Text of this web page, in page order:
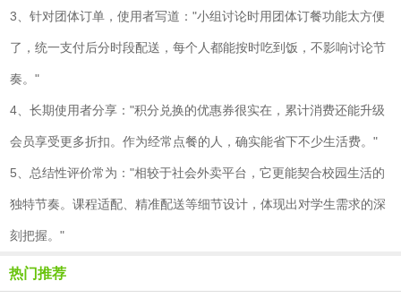
3、针对团体订单，使用者写道："小组讨论时用团体订餐功能太方便
了，统一支付后分时段配送，每个人都能按时吃到饭，不影响讨论节
奏。"
4、长期使用者分享："积分兑换的优惠券很实在，累计消费还能升级
会员享受更多折扣。作为经常点餐的人，确实能省下不少生活费。"
5、总结性评价常为："相较于社会外卖平台，它更能契合校园生活的
独特节奏。课程适配、精准配送等细节设计，体现出对学生需求的深
刻把握。"
热门推荐